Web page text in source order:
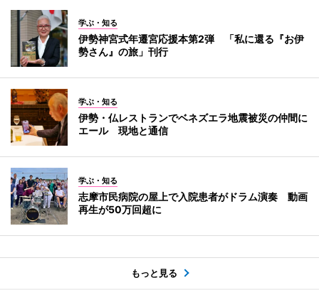
学ぶ・知る
伊勢神宮式年遷宮応援本第2弾 「私に還る『お伊
勢さん』の旅」刊行
学ぶ・知る
伊勢・仏レストランでベネズエラ地震被災の仲間に
エール 現地と通信
学ぶ・知る
志摩市民病院の屋上で入院患者がドラム演奏 動画
再生が50万回超に
もっと見る